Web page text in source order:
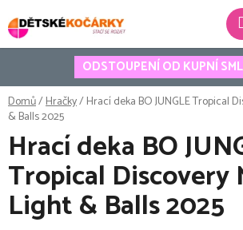
na
obsah
ODSTOUPENÍ OD KUPNÍ
Domů/Hračky/Hrací deka BO JUNGLE Tropical
& Balls 2025
Hrací deka BO
Tropical Discovery
Light & Balls 2025